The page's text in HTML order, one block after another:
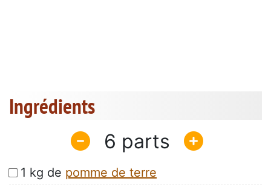
Ingrédients
6
1 kg de pomme de terre